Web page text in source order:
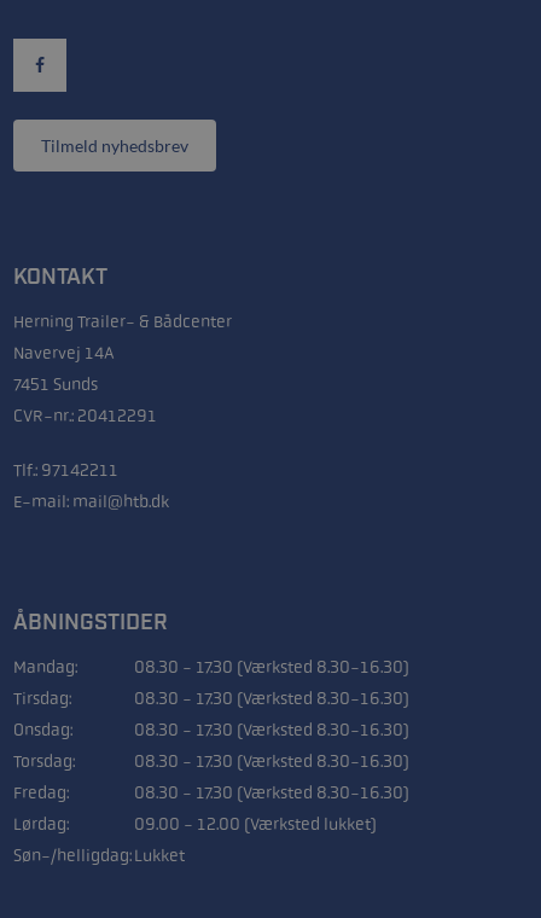
Tilmeld nyhedsbrev
KONTAKT
Herning Trailer- & Bådcenter
Navervej 14A
7451 Sunds
CVR-nr.: 20412291
Tlf.: 97142211
E-mail: mail@htb.dk
ÅBNINGSTIDER
Mandag:
08.30 - 17.30 (Værksted 8.30-16.30)
Tirsdag:
08.30 - 17.30 (Værksted 8.30-16.30)
Onsdag:
08.30 - 17.30 (Værksted 8.30-16.30)
Torsdag:
08.30 - 17.30 (Værksted 8.30-16.30)
Fredag:
08.30 - 17.30 (Værksted 8.30-16.30)
Lørdag:
09.00 - 12.00 (Værksted lukket)
Søn-/helligdag:Lukket